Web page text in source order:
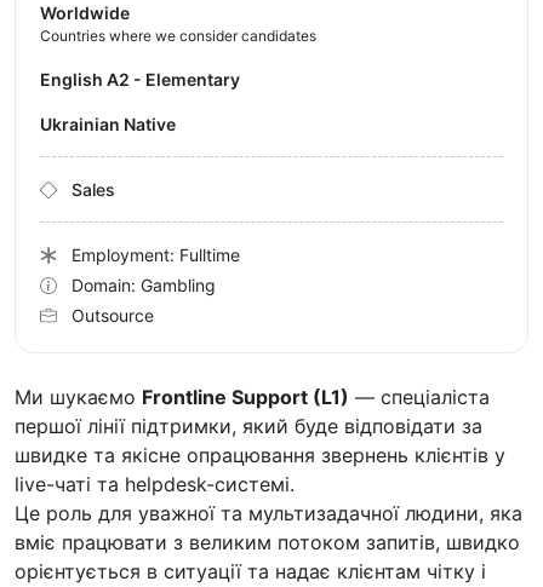
Ми шукаємо Frontline Support (L1) — спеціаліста
першої лінії підтримки, який буде відповідати за
швидке та якісне опрацювання звернень клієнтів у
live-чаті та helpdesk-системі.
Це роль для уважної та мультизадачної людини, яка
вміє працювати з великим потоком запитів, швидко
орієнтується в ситуації та надає клієнтам чітку і
Worldwide
Countries where we consider candidates
English A2 - Elementary
Ukrainian Native
Sales
Employment: Fulltime
Domain: Gambling
Outsource